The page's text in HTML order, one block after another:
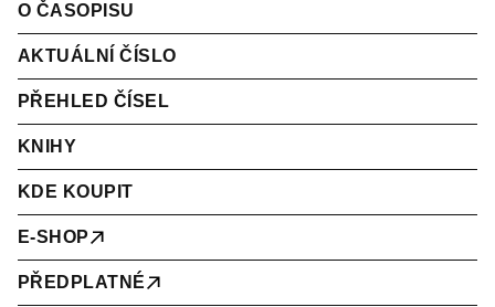
O ČASOPISU
AKTUÁLNÍ ČÍSLO
PŘEHLED ČÍSEL
KNIHY
KDE KOUPIT
E-SHOP
PŘEDPLATNÉ